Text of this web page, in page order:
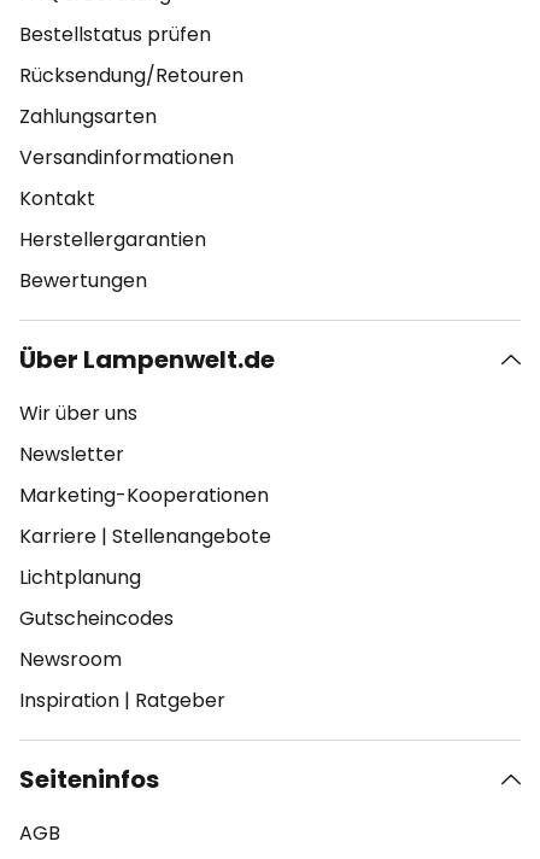
Bestellstatus prüfen
Rücksendung/Retouren
Zahlungsarten
Versandinformationen
Kontakt
Herstellergarantien
Bewertungen
Über Lampenwelt.de
Wir über uns
Newsletter
Marketing-Kooperationen
Karriere | Stellenangebote
Lichtplanung
Gutscheincodes
Newsroom
Inspiration | Ratgeber
Seiteninfos
AGB